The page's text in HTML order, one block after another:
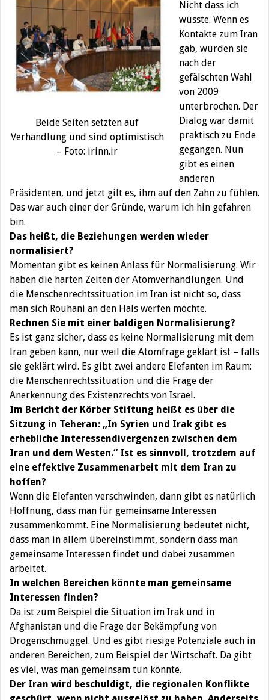
Beide Seiten setzten auf
Verhandlung und sind optimistisch
– Foto: irinn.ir
Nicht dass ich
wüsste. Wenn es
Kontakte zum Iran
gab, wurden sie
nach der
gefälschten Wahl
von 2009
unterbrochen. Der
Dialog war damit
praktisch zu Ende
gegangen. Nun
gibt es einen
anderen
Präsidenten, und jetzt gilt es, ihm auf den Zahn zu fühlen.
Das war auch einer der Gründe, warum ich hin gefahren
bin.
Das heißt, die Beziehungen werden wieder
normalisiert?
Momentan gibt es keinen Anlass für Normalisierung. Wir
haben die harten Zeiten der Atomverhandlungen. Und
die Menschenrechtssituation im Iran ist nicht so, dass
man sich Rouhani an den Hals werfen möchte.
Rechnen Sie mit einer baldigen Normalisierung?
Es ist ganz sicher, dass es keine Normalisierung mit dem
Iran geben kann, nur weil die Atomfrage geklärt ist – falls
sie geklärt wird. Es gibt zwei andere Elefanten im Raum:
die Menschenrechtssituation und die Frage der
Anerkennung des Existenzrechts von Israel.
Im Bericht der Körber Stiftung heißt es über die
Sitzung in Teheran: „In Syrien und Irak gibt es
erhebliche Interessendivergenzen zwischen dem
Iran und dem Westen.“ Ist es sinnvoll, trotzdem auf
eine effektive Zusammenarbeit mit dem Iran zu
hoffen?
Wenn die Elefanten verschwinden, dann gibt es natürlich
Hoffnung, dass man für gemeinsame Interessen
zusammenkommt. Eine Normalisierung bedeutet nicht,
dass man in allem übereinstimmt, sondern dass man
gemeinsame Interessen findet und dabei zusammen
arbeitet.
In welchen Bereichen könnte man gemeinsame
Interessen finden?
Da ist zum Beispiel die Situation im Irak und in
Afghanistan und die Frage der Bekämpfung von
Drogenschmuggel. Und es gibt riesige Potenziale auch in
anderen Bereichen, zum Beispiel der Wirtschaft. Da gibt
es viel, was man gemeinsam tun könnte.
Der Iran wird beschuldigt, die regionalen Konflikte